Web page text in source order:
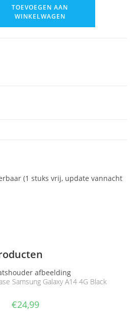
TOEVOEGEN AAN
WINKELWAGEN
(1 stuks vrij, update vannacht
Samsung Galaxy A14 4G Black
€24,99